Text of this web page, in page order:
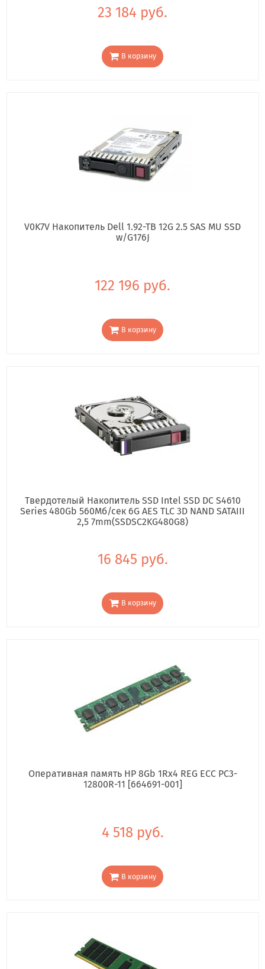
23 184 руб.
В корзину
V0K7V Накопитель Dell 1.92-TB 12G 2.5 SAS MU SSD
w/G176J
122 196 руб.
В корзину
Твердотелый Накопитель SSD Intel SSD DC S4610
Series 480Gb 560Мб/сек 6G AES TLC 3D NAND SATAIII
2,5 7mm(SSDSC2KG480G8)
16 845 руб.
В корзину
Оперативная память HP 8Gb 1Rx4 REG ECC PC3-
12800R-11 [664691-001]
4 518 руб.
В корзину